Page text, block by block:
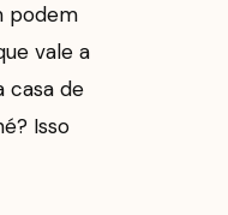
podem
vale a
casa de
Isso